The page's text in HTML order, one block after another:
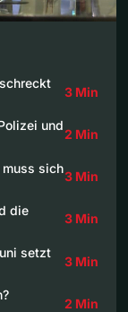
3 Min
und
2 Min
sich
3 Min
die
3 Min
setzt
3 Min
2 Min